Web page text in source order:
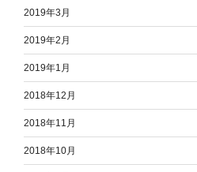
2019年3月
2019年2月
2019年1月
2018年12月
2018年11月
2018年10月